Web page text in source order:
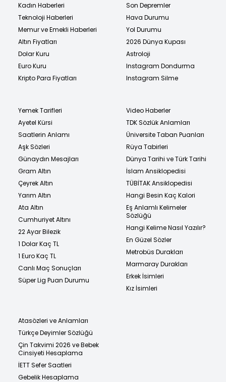
Kadın Haberleri
Teknoloji Haberleri
Memur ve Emekli Haberleri
Altın Fiyatları
Dolar Kuru
Euro Kuru
Kripto Para Fiyatları
Son Depremler
Hava Durumu
Yol Durumu
2026 Dünya Kupası
Astroloji
Instagram Dondurma
Instagram Silme
Yemek Tarifleri
Ayetel Kürsi
Saatlerin Anlamı
Aşk Sözleri
Günaydın Mesajları
Gram Altın
Çeyrek Altın
Yarım Altın
Ata Altın
Cumhuriyet Altını
22 Ayar Bilezik
1 Dolar Kaç TL
1 Euro Kaç TL
Canlı Maç Sonuçları
Süper Lig Puan Durumu
Video Haberler
TDK Sözlük Anlamları
Üniversite Taban Puanları
Rüya Tabirleri
Dünya Tarihi ve Türk Tarihi
İslam Ansiklopedisi
TÜBİTAK Ansiklopedisi
Hangi Besin Kaç Kalori
Eş Anlamlı Kelimeler
Sözlüğü
Hangi Kelime Nasıl Yazılır?
En Güzel Sözler
Metrobüs Durakları
Marmaray Durakları
Erkek İsimleri
Kız İsimleri
Atasözleri ve Anlamları
Türkçe Deyimler Sözlüğü
Çin Takvimi 2026 ve Bebek
Cinsiyeti Hesaplama
İETT Sefer Saatleri
Gebelik Hesaplama